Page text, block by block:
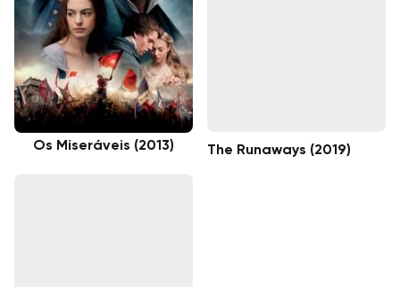
Os Miseráveis (2013) The Runaways (2019)